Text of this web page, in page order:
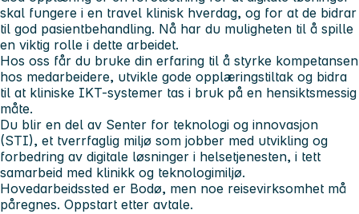
skal fungere i en travel klinisk hverdag, og for at de bidrar
til god pasientbehandling. Nå har du muligheten til å spille
en viktig rolle i dette arbeidet.
Hos oss får du bruke din erfaring til å styrke kompetansen
hos medarbeidere, utvikle gode opplæringstiltak og bidra
til at kliniske IKT-systemer tas i bruk på en hensiktsmessig
måte.
Du blir en del av Senter for teknologi og innovasjon
(STI), et tverrfaglig miljø som jobber med utvikling og
forbedring av digitale løsninger i helsetjenesten, i tett
samarbeid med klinikk og teknologimiljø.
Hovedarbeidssted er Bodø, men noe reisevirksomhet må
påregnes. Oppstart etter avtale.